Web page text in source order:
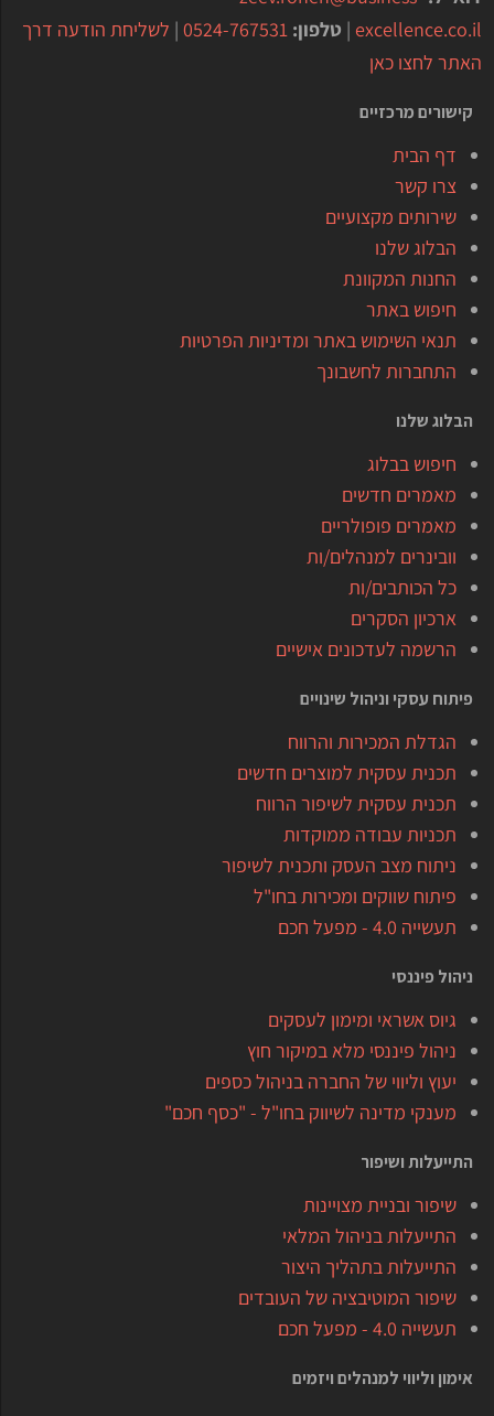
excellence.co.il
| טלפון: 0524-767531
| לשליחת הודעה דרך
האתר לחצו כאן
קישורים מרכזיים
דף הבית
צרו קשר
שירותים מקצועיים
הבלוג שלנו
החנות המקוונת
חיפוש באתר
תנאי השימוש באתר ומדיניות הפרטיות
התחברות לחשבונך
הבלוג שלנו
חיפוש בבלוג
מאמרים חדשים
מאמרים פופולריים
וובינרים למנהלים/ות
כל הכותבים/ות
ארכיון הסקרים
הרשמה לעדכונים אישיים
פיתוח עסקי וניהול שינויים
הגדלת המכירות והרווח
תכנית עסקית למוצרים חדשים
תכנית עסקית לשיפור הרווח
תכניות עבודה ממוקדות
ניתוח מצב העסק ותכנית לשיפור
פיתוח שווקים ומכירות בחו"ל
תעשייה 4.0 - מפעל חכם
ניהול פיננסי
גיוס אשראי ומימון לעסקים
ניהול פיננסי מלא במיקור חוץ
יעוץ וליווי של החברה בניהול כספים
מענקי מדינה לשיווק בחו"ל - "כסף חכם"
התייעלות ושיפור
שיפור ובניית מצויינות
התייעלות בניהול המלאי
התייעלות בתהליך היצור
שיפור המוטיבציה של העובדים
תעשייה 4.0 - מפעל חכם
אימון וליווי למנהלים ויזמים